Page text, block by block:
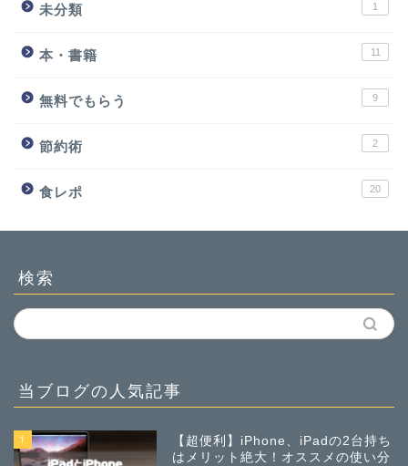
未分類 1
本・書籍 11
無料でもらう 9
節約術 2
食レポ 20
検索
当ブログの人気記事
1
【超便利】iPhone、iPadの2台持ち
はメリット絶大！オススメの使い分